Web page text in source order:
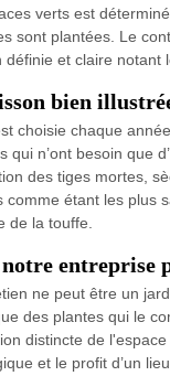
verts est
sont plantées. Le
et claire notant
bien
choisie chaque
qui n’ont besoin que
des tiges mortes,
comme étant les plus
de la touffe.
notre entreprise
ne peut être un
des plantes qui le
distincte de
et le profit d’un